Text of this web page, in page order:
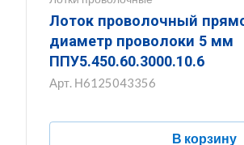
Лоток проволочный
диаметр проволоки 5 мм
ППУ5.450.60.3000.10.6
Арт. Н6125043356
В корзину